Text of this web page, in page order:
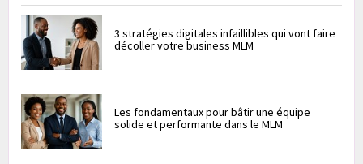
3 stratégies digitales infaillibles qui vont faire
décoller votre business MLM
Les fondamentaux pour bâtir une équipe
solide et performante dans le MLM